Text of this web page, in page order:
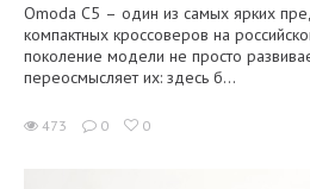
Omoda C5 – один из самых ярких
компактных кроссоверов на
поколение модели не просто
переосмысляет их: здесь б...
473 0 0